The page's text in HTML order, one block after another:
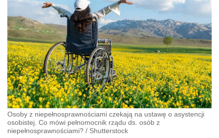
Osoby z niepełnosprawnościami czekają na ustawę o asystencji
osobistej. Co mówi pełnomocnik rządu ds. osób z
niepełnosprawnościami? / Shutterstock